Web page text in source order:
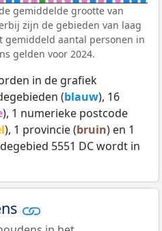
gemiddelde grootte van
zijn de gebieden van laag
gemiddeld aantal personen in
gelden voor 2024.
in de grafiek
(blauw), 16
), 1 numerieke postcode
), 1 provincie (bruin) en 1
5551 DC wordt in